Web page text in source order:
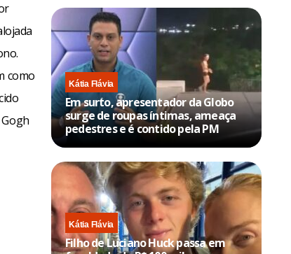
como
Kátia Flávia
Em surto, apresentador da Globo
surge de roupas íntimas, ameaça
pedestres e é contido pela PM
Kátia Flávia
Filho de Luciano Huck passa em